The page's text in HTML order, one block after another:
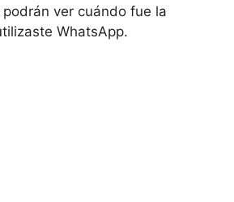
ver cuándo fue la
WhatsApp.